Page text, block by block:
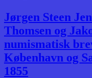
Jørgen Steen
Thomsen og
numismatisk
København og
1855